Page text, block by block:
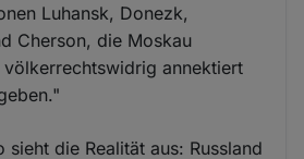
Luhansk, Donezk,
Cherson, die Moskau
annektiert
sieht die Realität aus: Russland